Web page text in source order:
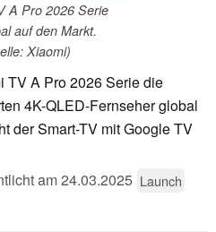
A Pro 2026 Serie
auf den Markt.
Xiaomi)
TV A Pro 2026 Serie die
4K-QLED-Fernseher global
der Smart-TV mit Google TV
am24.03.2025 Launch